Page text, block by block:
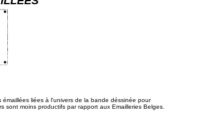
liées à l'univers de la bande déssinée pour
sont moins productifs par rapport aux Emailleries Belges.